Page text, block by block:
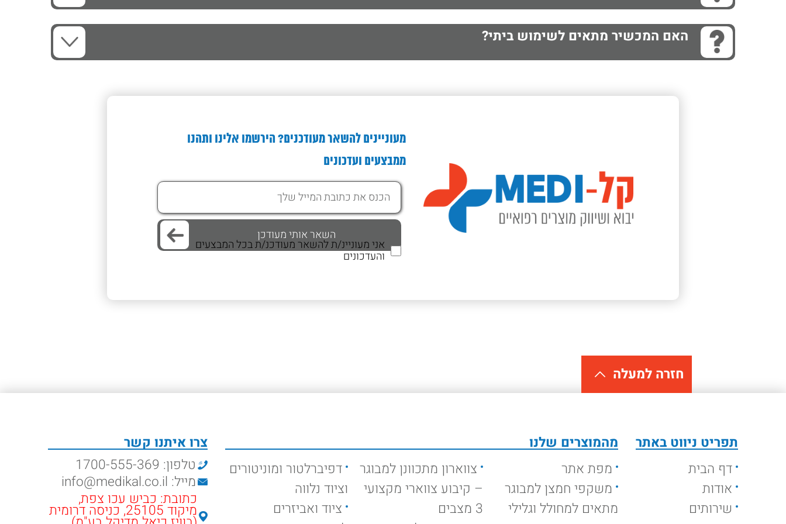
האם המכשיר מתאים לשימוש ביתי?
מעוניינים להשאר מעודכנים? הירשמו אלינו ותהנו
ממבצעים ועדכונים
אני מעוניינ/ת להשאר מעודכנ/ת בכל המבצעים
והעדכונים
חזרה למעלה
תפריט ניווט באתר
דף הבית
אודות
שירותים
מהמוצרים שלנו
מפת אתר
משקפי חמצן למבוגר
מתאים למחולל וגלילי
צווארון מתכוונן למבוגר
– קיבוע צווארי מקצועי
3 מצבים
דפיברלטור ומוניטורים
וציוד נלווה
ציוד ואביזרים
צרו איתנו קשר
טלפון: 1700-555-369
מייל: info@medikal.co.il
כתובת: כביש עכו צפת,
מיקוד 25105, כניסה דרומית